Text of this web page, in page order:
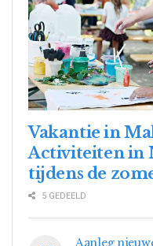
Vakantie in
Activiteiten in
tijdens de
5 GEDEELD
Aanleg